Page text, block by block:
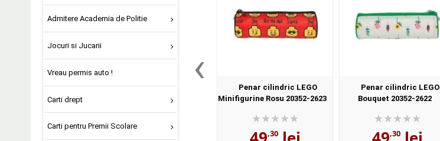
Admitere Academia de Politie
Jocuri si Jucarii
Vreau permis auto !
Carti drept
Carti pentru Premii Scolare
‹
Penar cilindric LEGO
Minifigurine Rosu 20352-2623
,30
Penar cilindric LEGO
Bouquet 20352-2622
,30